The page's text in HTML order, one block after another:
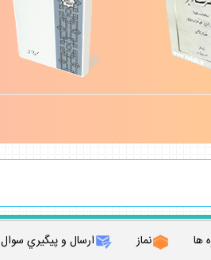
ها نماز ارسال و پيگيري سوال